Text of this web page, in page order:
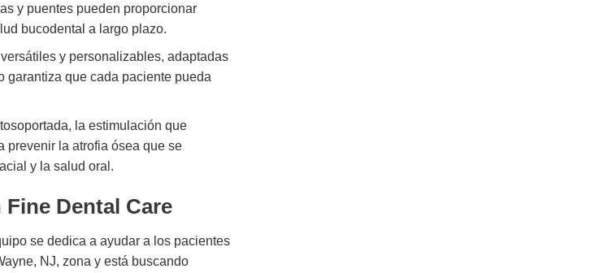
y puentes pueden proporcionar
bucodental a largo plazo.
y personalizables, adaptadas
garantiza que cada paciente pueda
la estimulación que
prevenir la atrofia ósea que se
y la salud oral.
Dental Care
se dedica a ayudar a los pacientes
NJ, zona y está buscando